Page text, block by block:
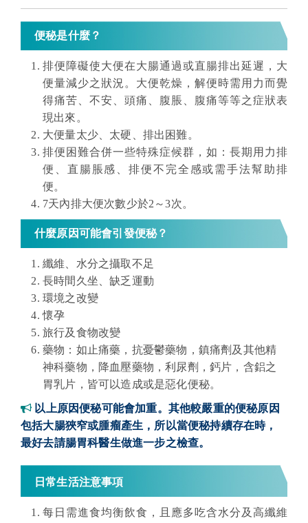
便秘是什麼？
排便障礙使大便在大腸通過或直腸排出延遲，大
便量減少之狀況。大便乾燥，解便時需用力而覺
得痛苦、不安、頭痛、腹脹、腹痛等等之症狀表
現出來。
大便量太少、太硬、排出困難。
排便困難合併一些特殊症候群，如：長期用力排
便、直腸脹感、排便不完全感或需手法幫助排
便。
7天內排大便次數少於2～3次。
什麼原因可能會引發便秘？
纖維、水分之攝取不足
長時間久坐、缺乏運動
環境之改變
懷孕
旅行及食物改變
藥物：如止痛藥，抗憂鬱藥物，鎮痛劑及其他精
神科藥物，降血壓藥物，利尿劑，鈣片，含鋁之
胃乳片，皆可以造成或是惡化便秘。
以上原因便秘可能會加重。其他較嚴重的便秘原因
包括大腸狹窄或腫瘤產生，所以當便秘持續存在時，
最好去請腸胃科醫生做進一步之檢查。
日常生活注意事項
每日需進食均衡飲食，且應多吃含水分及高纖維